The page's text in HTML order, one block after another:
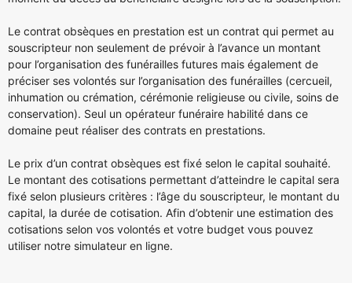
Le contrat obsèques en prestation est un contrat qui permet au
souscripteur non seulement de prévoir à l’avance un montant
pour l’organisation des funérailles futures mais également de
préciser ses volontés sur l’organisation des funérailles (cercueil,
inhumation ou crémation, cérémonie religieuse ou civile, soins de
conservation). Seul un opérateur funéraire habilité dans ce
domaine peut réaliser des contrats en prestations.
Le prix d’un contrat obsèques est fixé selon le capital souhaité.
Le montant des cotisations permettant d’atteindre le capital sera
fixé selon plusieurs critères : l’âge du souscripteur, le montant du
capital, la durée de cotisation. Afin d’obtenir une estimation des
cotisations selon vos volontés et votre budget vous pouvez
utiliser notre simulateur en ligne.